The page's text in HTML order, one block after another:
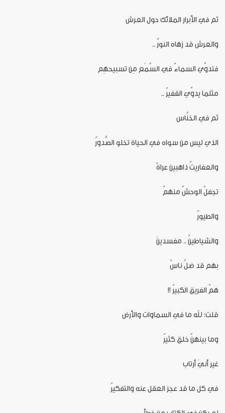
ثم في الأبرار الملائك حول العرش
والعرش قد زهاه النورُ ..
فتدوِّي السماءُ في السَّمْع مِن تسبيحهِم
مثلما يدوِّي القفيرُ ..
ثم في الخنَّاس
الذي ليس من سواه في الحياة تخلو الصُّدورُ
والعفاريتُ ذاهبين عراةً
تجفلُ الوحشُ منهمُ
والطيورُ
والشياطينُ .. مفسدينَ
بهم قد ضلَّ ناسٌ
همُ الفريق الكبيرُ !!
قلت: لله ما في السماوات والأرض
وما بينهنَّ خلق كثيرُ
غير أنيَ أرتاب
في كل ما قد عجز العقل عنه والتفكيرُ